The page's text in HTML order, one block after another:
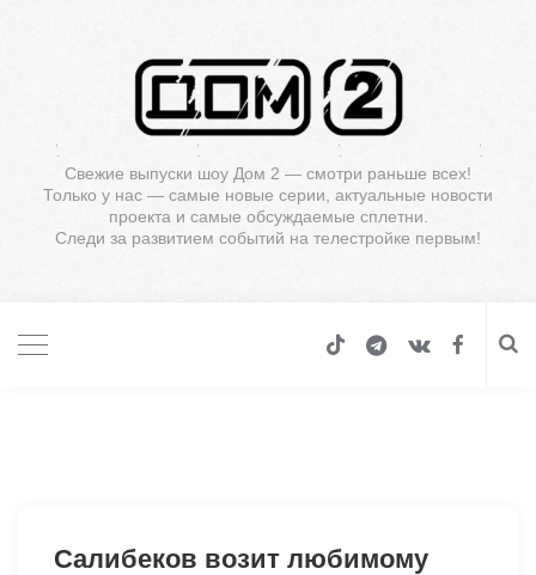
Свежие выпуски шоу Дом 2 — смотри раньше всех!
Только у нас — самые новые серии, актуальные новости
проекта и самые обсуждаемые сплетни.
Следи за развитием событий на телестройке первым!
Салибеков возит любимому